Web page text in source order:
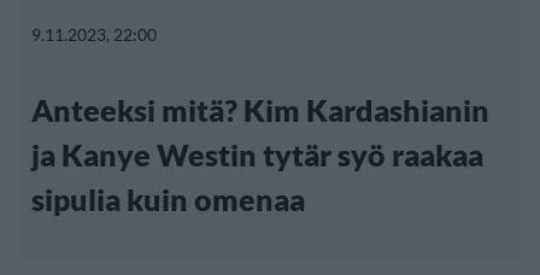
9.11.2023, 22:00
Anteeksi mitä? Kim Kardashianin
ja Kanye Westin tytär syö raakaa
sipulia kuin omenaa